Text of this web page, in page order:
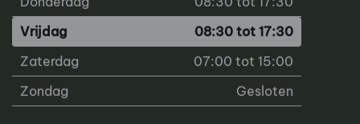
Vrijdag
08:30 tot 17:30
Zaterdag
07:00 tot 15:00
Zondag
Gesloten